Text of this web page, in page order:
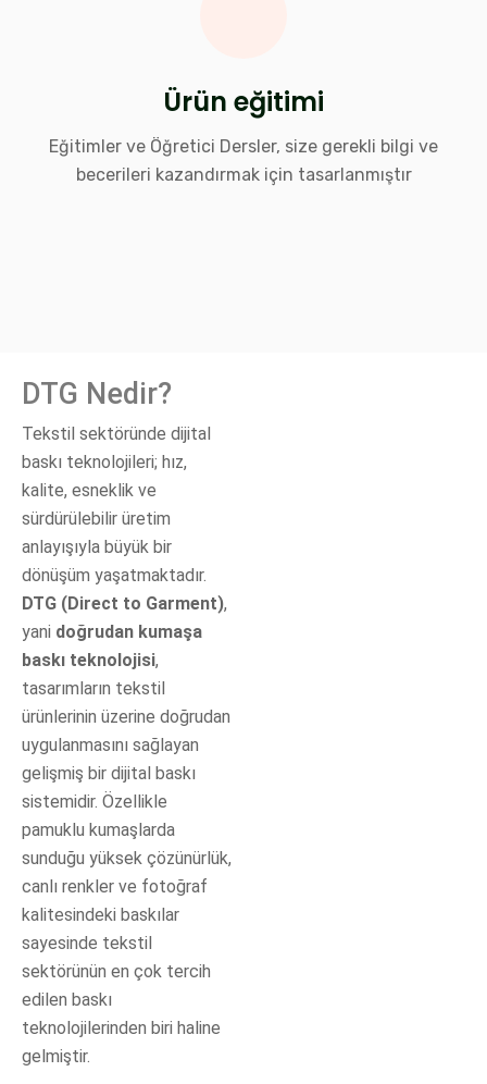
Ürün eğitimi
Eğitimler ve Öğretici Dersler, size gerekli bilgi ve
becerileri kazandırmak için tasarlanmıştır
DTG Nedir?
Tekstil sektöründe dijital
baskı teknolojileri; hız,
kalite, esneklik ve
sürdürülebilir üretim
anlayışıyla büyük bir
dönüşüm yaşatmaktadır.
DTG (Direct to Garment),
yani doğrudan kumaşa
baskı teknolojisi,
tasarımların tekstil
ürünlerinin üzerine doğrudan
uygulanmasını sağlayan
gelişmiş bir dijital baskı
sistemidir. Özellikle
pamuklu kumaşlarda
sunduğu yüksek çözünürlük,
canlı renkler ve fotoğraf
kalitesindeki baskılar
sayesinde tekstil
sektörünün en çok tercih
edilen baskı
teknolojilerinden biri haline
gelmiştir.